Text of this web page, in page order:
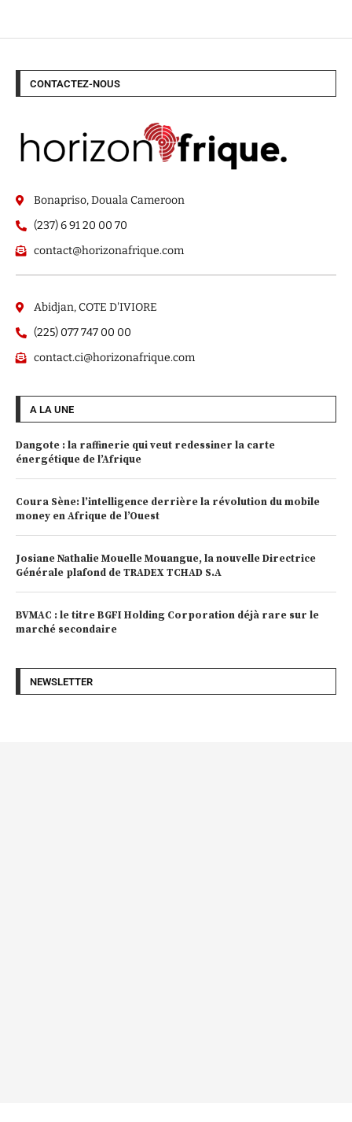
CONTACTEZ-NOUS
Bonapriso, Douala Cameroon
(237) 6 91 20 00 70
contact@horizonafrique.com
Abidjan, COTE D'IVIORE
(225) 077 747 00 00
contact.ci@horizonafrique.com
A LA UNE
Dangote : la raffinerie qui veut redessiner la carte
énergétique de l’Afrique
Coura Sène: l’intelligence derrière la révolution du mobile
money en Afrique de l’Ouest
Josiane Nathalie Mouelle Mouangue, la nouvelle Directrice
Générale plafond de TRADEX TCHAD S.A
BVMAC : le titre BGFI Holding Corporation déjà rare sur le
marché secondaire
NEWSLETTER